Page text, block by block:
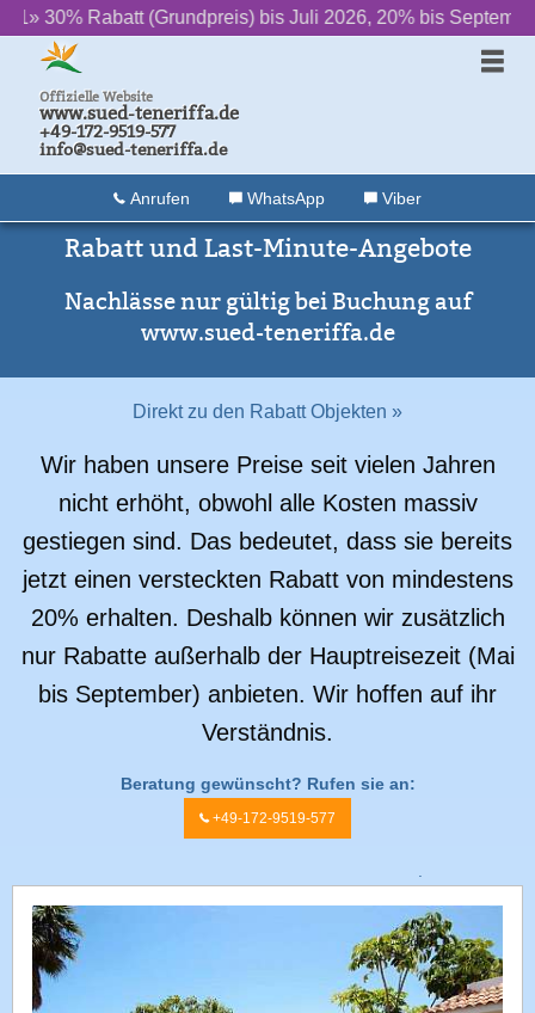
(Grundpreis) bis Juli 2026, 20% bis September‌ ‌ ‌ ‌ ‌ ‌ ++ ‌ ‌ ‌ ‌ ‌ ‌2»
Offizielle Website
www.sued-teneriffa.de
+49-172-9519-577
info@sued-teneriffa.de
Anrufen WhatsApp Viber
Rabatt und Last-Minute-Angebote
Nachlässe nur gültig bei Buchung auf
www.sued-teneriffa.de
Direkt zu den Rabatt Objekten »
Wir haben unsere Preise seit vielen Jahren
nicht erhöht, obwohl alle Kosten massiv
gestiegen sind. Das bedeutet, dass sie bereits
jetzt einen versteckten Rabatt von mindestens
20% erhalten. Deshalb können wir zusätzlich
nur Rabatte außerhalb der Hauptreisezeit (Mai
bis September) anbieten. Wir hoffen auf ihr
Verständnis.
Beratung gewünscht? Rufen sie an:
+49-172-9519-577